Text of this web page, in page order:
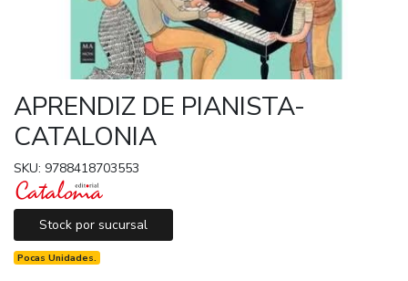
APRENDIZ DE PIANISTA-
CATALONIA
SKU: 9788418703553
Stock por sucursal
Pocas Unidades.